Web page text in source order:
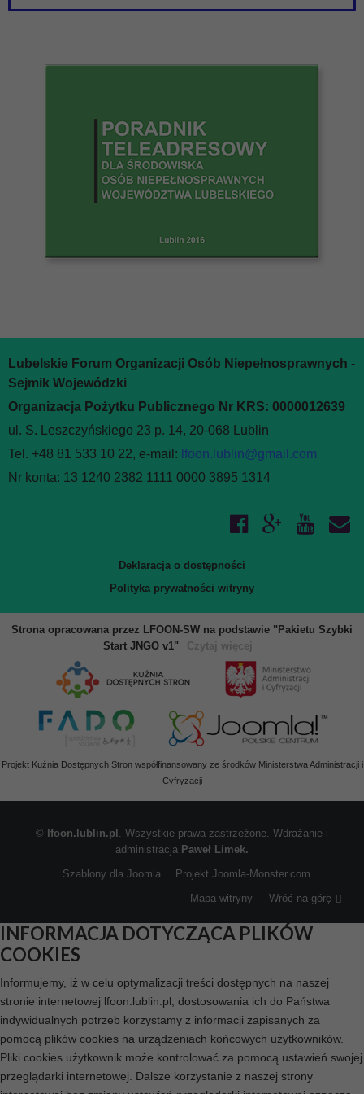
Lubelskie Forum Organizacji Osób Niepełnosprawnych -
Sejmik Wojewódzki
Organizacja Pożytku Publicznego Nr KRS: 0000012639
ul. S. Leszczyńskiego 23 p. 14, 20-068 Lublin
Tel. +48 81 533 10 22, e-mail: lfoon.lublin@gmail.com
Nr konta: 13 1240 2382 1111 0000 3895 1314
Deklaracja o dostępności
Polityka prywatności witryny
Strona opracowana przez LFOON-SW na podstawie "Pakietu Szybki
Start JNGO v1"
Czytaj więcej
Projekt Kuźnia Dostępnych Stron współfinansowany ze środków Ministerstwa Administracji i
Cyfryzacji
© lfoon.lublin.pl . Wszystkie prawa zastrzeżone. Wdrażanie i
administracja Paweł Limek.
Szablony dla Joomla
. Projekt Joomla-Monster.com
Mapa witryny
Wróć na górę
INFORMACJA DOTYCZĄCA PLIKÓW
COOKIES
Informujemy, iż w celu optymalizacji treści dostępnych na naszej
stronie internetowej lfoon.lublin.pl, dostosowania ich do Państwa
indywidualnych potrzeb korzystamy z informacji zapisanych za
pomocą plików cookies na urządzeniach końcowych użytkowników.
Pliki cookies użytkownik może kontrolować za pomocą ustawień swojej
przeglądarki internetowej. Dalsze korzystanie z naszej strony